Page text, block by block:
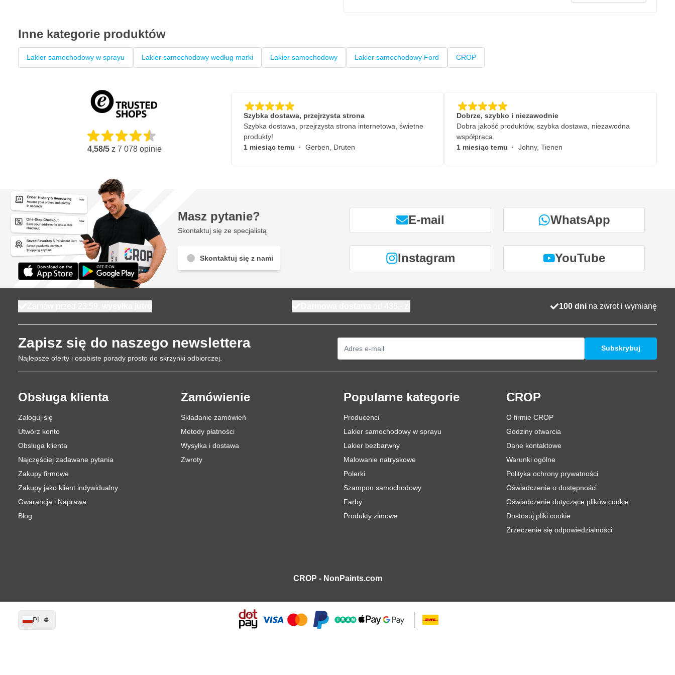
Inne kategorie produktów
Lakier samochodowy w sprayu Lakier samochodowy według marki Lakier samochodowy Lakier samochodowy Ford CROP
4,58/5 z 7 078 opinie
Szybka dostawa, przejrzysta strona
Szybka dostawa, przejrzysta strona internetowa, świetne
produkty!
1 miesiąc temu · Gerben, Druten
Dobrze, szybko i niezawodnie
Dobra jakość produktów, szybka dostawa, niezawodna
współpraca.
1 miesiąc temu · Johny, Tienen
Masz pytanie?
Skontaktuj się ze specjalistą
Skontaktuj się z nami
E-mail WhatsApp
Instagram YouTube
100 dni na zwrot i wymianę
Zapisz się do naszego newslettera
Najlepsze oferty i osobiste porady prosto do skrzynki odbiorczej.
Subskrybuj
Obsługa klienta
Zaloguj się
Utwórz konto
Obsluga klienta
Najczęściej zadawane pytania
Zakupy firmowe
Zakupy jako klient indywidualny
Gwarancja i Naprawa
Blog
Zamówienie
Składanie zamówień
Metody płatności
Wysyłka i dostawa
Zwroty
Popularne kategorie
Producenci
Lakier samochodowy w sprayu
Lakier bezbarwny
Malowanie natryskowe
Polerki
Szampon samochodowy
Farby
Produkty zimowe
CROP
O firmie CROP
Godziny otwarcia
Dane kontaktowe
Warunki ogólne
Polityka ochrony prywatności
Oświadczenie o dostępności
Oświadczenie dotyczące plików cookie
Dostosuj pliki cookie
Zrzeczenie się odpowiedzialności
CROP - NonPaints.com
Język
PL